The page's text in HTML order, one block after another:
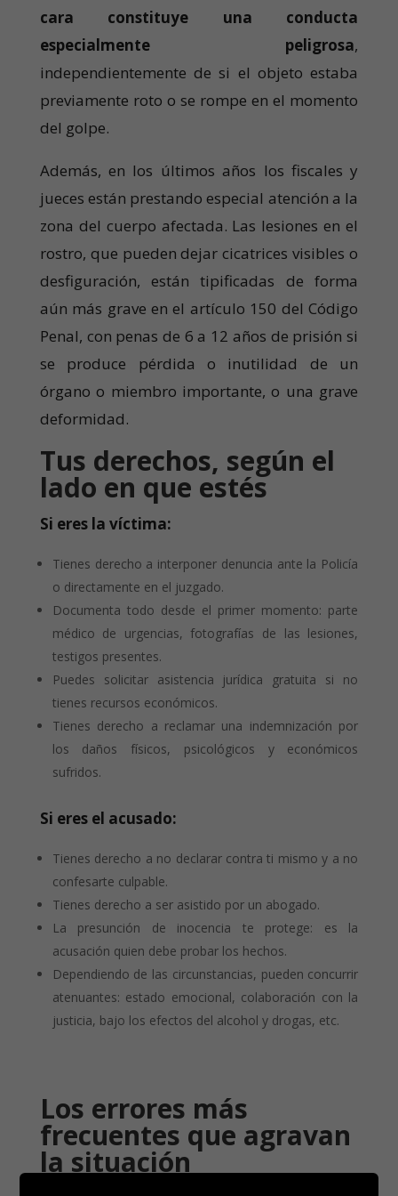
cara constituye una conducta
especialmente peligrosa,
independientemente de si el objeto estaba
previamente roto o se rompe en el momento
del golpe.
Además, en los últimos años los fiscales y
jueces están prestando especial atención a la
zona del cuerpo afectada. Las lesiones en el
rostro, que pueden dejar cicatrices visibles o
desfiguración, están tipificadas de forma
aún más grave en el artículo 150 del Código
Penal, con penas de 6 a 12 años de prisión si
se produce pérdida o inutilidad de un
órgano o miembro importante, o una grave
deformidad.
Tus derechos, según el
lado en que estés
Si eres la víctima:
Tienes derecho a interponer denuncia ante la Policía
o directamente en el juzgado.
Documenta todo desde el primer momento: parte
médico de urgencias, fotografías de las lesiones,
testigos presentes.
Puedes solicitar asistencia jurídica gratuita si no
tienes recursos económicos.
Tienes derecho a reclamar una indemnización por
los daños físicos, psicológicos y económicos
sufridos.
Si eres el acusado:
Tienes derecho a no declarar contra ti mismo y a no
confesarte culpable.
Tienes derecho a ser asistido por un abogado.
La presunción de inocencia te protege: es la
acusación quien debe probar los hechos.
Dependiendo de las circunstancias, pueden concurrir
atenuantes: estado emocional, colaboración con la
justicia, bajo los efectos del alcohol y drogas, etc.
Los errores más
frecuentes que agravan
la situación